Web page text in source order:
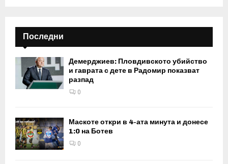
Последни
Демерджиев: Пловдивското убийство
и гаврата с дете в Радомир показват
разпад
0
Маскоте откри в 4-ата минута и донесе
1:0 на Ботев
0